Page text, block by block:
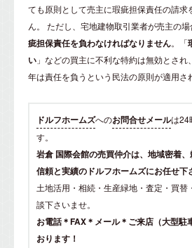
ても原則として売主に瑕疵担保責任の請求
ん。 ただし、宅地建物取引業者が売主の場
疵担保責任を負わなければなりません。「
い 」などの買主に不利な特約は無効とされ
年は責任を負うという民法の原則が適用
ドルフホームズへのお問合せメールは24
す。
岩倉 国際会館の売買仲介は、地域密着、
信頼と実績のドルフホームズにお任せ下
土地活用・相続・生産緑地・査定・買替
談下さいませ。
お電話＊FAX＊メール＊ご来店（大型駐
おります！